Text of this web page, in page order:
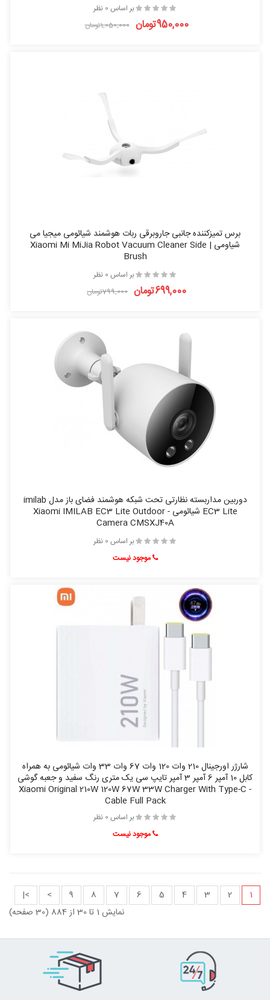
بر اساس 0 نظر
950,000تومان 1,050,000تومان
برس تمیزکننده جانبی جاروبرقی ربات هوشمند شیائومی میجیا می
شیاومی | Xiaomi Mi MiJia Robot Vacuum Cleaner Side
Brush
بر اساس 0 نظر
699,000تومان 799,000تومان
دوربین مداربسته نظارتی تحت شبکه هوشمند فضای باز مدل imilab
EC3 Lite شیائومی - Xiaomi IMILAB EC3 Lite Outdoor
Camera CMSXJ40A
بر اساس 0 نظر
موجود نیست
شارژر اورجینال 210 وات 120 وات 67 وات 33 وات شیائومی به همراه
کابل 10 آمپر 6 آمپر 3 آمپر تایپ سی یک متری رنگ سفید و جعبه گوشی
- Xiaomi Original 210W 120W 67W 33W Charger With Type-C
Cable Full Pack
بر اساس 0 نظر
موجود نیست
1
2
3
4
5
6
7
8
9
>
>|
نمایش 1 تا 30 از 884 (30 صفحه)